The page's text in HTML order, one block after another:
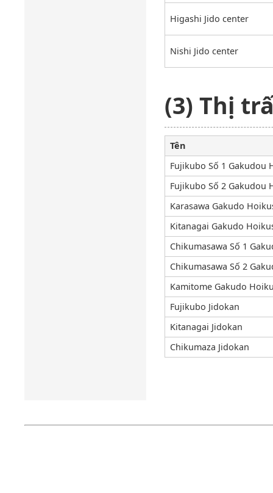
Higashi Jido center
Nishi Jido center
(3) Thị
Tên
Fujikubo Số 1 Gakudou
Fujikubo Số 2 Gakudou
Karasawa Gakudo
Kitanagai Gakudo
Chikumasawa Số 1
Chikumasawa Số 2
Kamitome Gakudo
Fujikubo Jidokan
Kitanagai Jidokan
Chikumaza Jidokan